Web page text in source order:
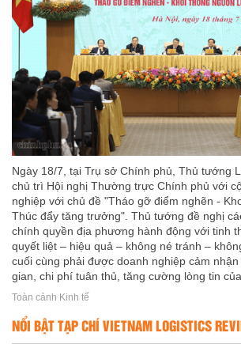
Ngày 18/7, tại Trụ sở Chính phủ, Thủ tướng
chủ trì Hội nghị Thường trực Chính phủ với
nghiệp với chủ đề "Tháo gỡ điểm nghẽn -
Thúc đẩy tăng trưởng". Thủ tướng đề nghị
chính quyền địa phương hành động với tinh
quyết liệt – hiệu quả – không né tránh –
cuối cùng phải được doanh nghiệp cảm
gian, chi phí tuân thủ, tăng cường lòng tin
Toàn cảnh Kinh tế
NỔI BẬT TẠP CHÍ VIETNAM LOGISTICS